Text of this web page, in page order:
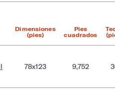
Dimensiones
(pies)
Pies
cuadrados
78x123 9,752